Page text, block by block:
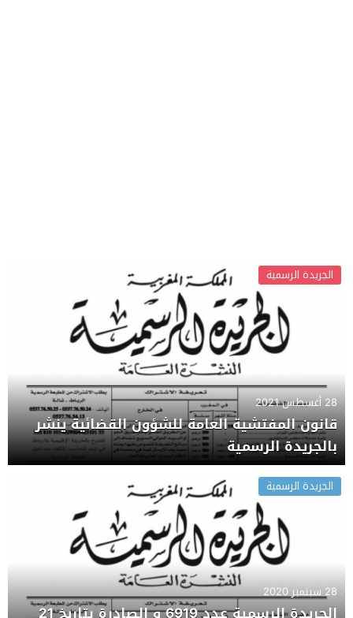
الجريدة الرسمية
28 أغسطس 2021
قانون المفتشية العامة للشؤون القضائية ينشر
بالجريدة الرسمية
الجريدة الرسمية
28 سبتمبر 2020